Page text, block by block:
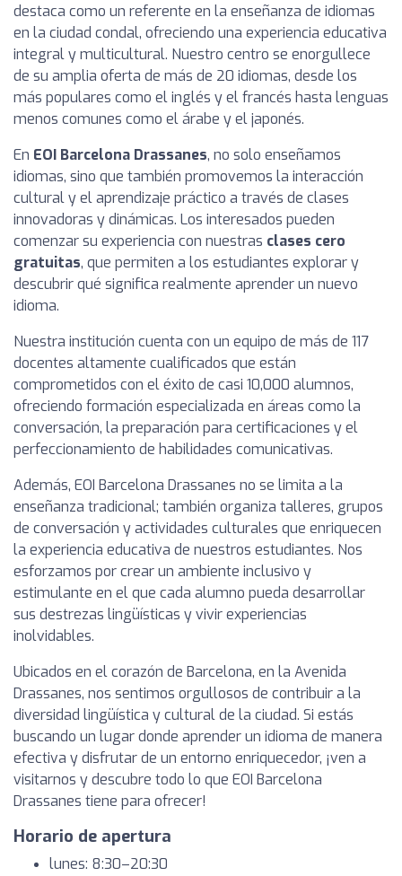
destaca como un referente en la enseñanza de idiomas
en la ciudad condal, ofreciendo una experiencia educativa
integral y multicultural. Nuestro centro se enorgullece
de su amplia oferta de más de 20 idiomas, desde los
más populares como el inglés y el francés hasta lenguas
menos comunes como el árabe y el japonés.
En EOI Barcelona Drassanes, no solo enseñamos
idiomas, sino que también promovemos la interacción
cultural y el aprendizaje práctico a través de clases
innovadoras y dinámicas. Los interesados pueden
comenzar su experiencia con nuestras clases cero
gratuitas, que permiten a los estudiantes explorar y
descubrir qué significa realmente aprender un nuevo
idioma.
Nuestra institución cuenta con un equipo de más de 117
docentes altamente cualificados que están
comprometidos con el éxito de casi 10,000 alumnos,
ofreciendo formación especializada en áreas como la
conversación, la preparación para certificaciones y el
perfeccionamiento de habilidades comunicativas.
Además, EOI Barcelona Drassanes no se limita a la
enseñanza tradicional; también organiza talleres, grupos
de conversación y actividades culturales que enriquecen
la experiencia educativa de nuestros estudiantes. Nos
esforzamos por crear un ambiente inclusivo y
estimulante en el que cada alumno pueda desarrollar
sus destrezas lingüísticas y vivir experiencias
inolvidables.
Ubicados en el corazón de Barcelona, en la Avenida
Drassanes, nos sentimos orgullosos de contribuir a la
diversidad lingüística y cultural de la ciudad. Si estás
buscando un lugar donde aprender un idioma de manera
efectiva y disfrutar de un entorno enriquecedor, ¡ven a
visitarnos y descubre todo lo que EOI Barcelona
Drassanes tiene para ofrecer!
Horario de apertura
lunes: 8:30–20:30